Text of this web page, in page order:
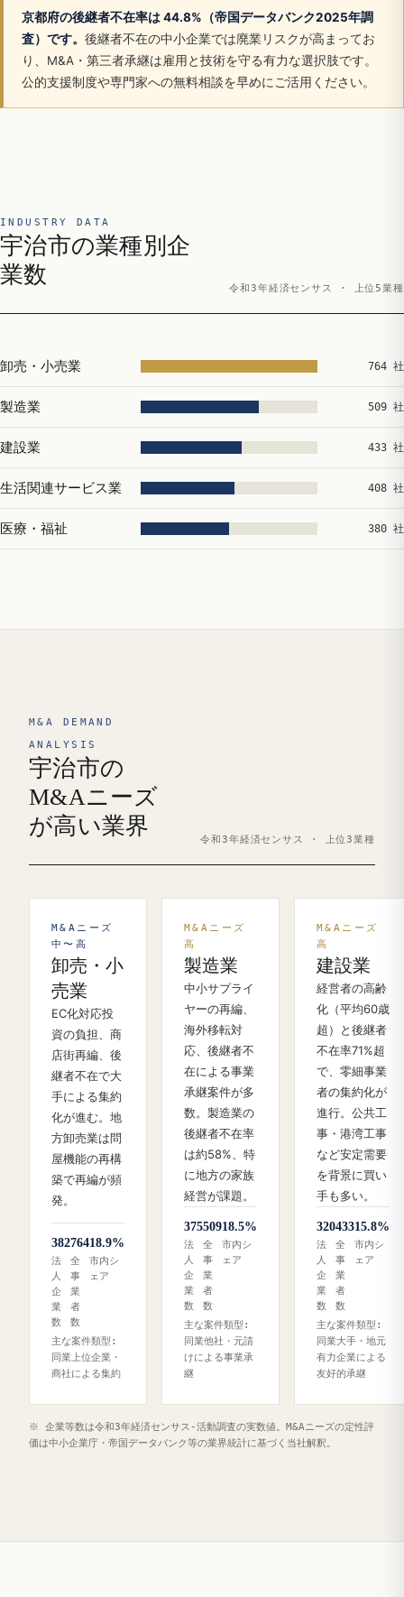
京都府の後継者不在率は 44.8%（帝国データバンク2025年調
査）です。 後継者不在の中小企業では廃業リスクが高まってお
り、M&A・第三者承継は雇用と技術を守る有力な選択肢です。
公的支援制度や専門家への無料相談を早めにご活用ください。
INDUSTRY DATA
宇治市の業種別企
業数
令和3年経済センサス · 上位5業種
卸売・小売業 764 社
製造業 509 社
建設業 433 社
生活関連サービス業 408 社
医療・福祉 380 社
M&A DEMAND
ANALYSIS
宇治市の
M&Aニーズ
が高い業界
令和3年経済センサス · 上位3業種
M&Aニーズ
中〜高
卸売・小
売業
EC化対応投
資の負担、商
店街再編、後
継者不在で大
手による集約
化が進む。地
方卸売業は問
屋機能の再構
築で再編が頻
発。
382
法
人
企
業
数
764
全
事
業
者
数
18.9%
市内シ
ェア
主な案件類型:
同業上位企業・
商社による集約
M&Aニーズ
高
製造業
中小サプライ
ヤーの再編、
海外移転対
応、後継者不
在による事業
承継案件が多
数。製造業の
後継者不在率
は約58%、特
に地方の家族
経営が課題。
375
法
人
企
業
数
509
全
事
業
者
数
18.5%
市内シ
ェア
主な案件類型:
同業他社・元請
けによる事業承
継
M&Aニーズ
高
建設業
経営者の高齢
化（平均60歳
超）と後継者
不在率71%超
で、零細事業
者の集約化が
進行。公共工
事・港湾工事
など安定需要
を背景に買い
手も多い。
320
法
人
企
業
数
433
全
事
業
者
数
15.8%
市内シ
ェア
主な案件類型:
同業大手・地元
有力企業による
友好的承継
※ 企業等数は令和3年経済センサス‐活動調査の実数値。M&Aニーズの定性評
価は中小企業庁・帝国データバンク等の業界統計に基づく当社解釈。